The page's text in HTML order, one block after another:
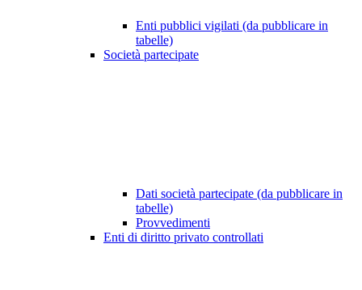
Enti pubblici vigilati (da pubblicare in
tabelle)
Società partecipate
Dati società partecipate (da pubblicare in
tabelle)
Provvedimenti
Enti di diritto privato controllati